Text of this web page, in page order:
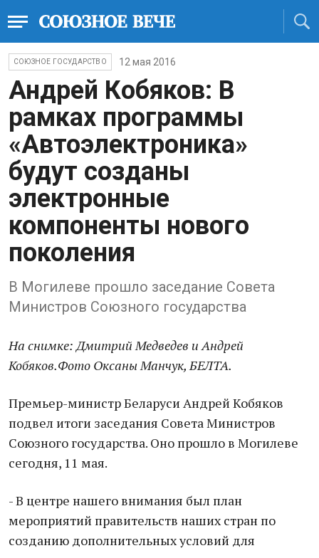
СОЮЗНОЕ ГОСУДАРСТВО 12 мая 2016
Андрей Кобяков: В
рамках программы
«Автоэлектроника»
будут созданы
электронные
компоненты нового
поколения
В Могилеве прошло заседание Совета
Министров Союзного государства
На снимке: Дмитрий Медведев и Андрей
Кобяков.Фото Оксаны Манчук, БЕЛТА.
Премьер-министр Беларуси Андрей Кобяков
подвел итоги заседания Совета Министров
Союзного государства. Оно прошло в Могилеве
сегодня, 11 мая.
- В центре нашего внимания был план
мероприятий правительств наших стран по
созданию дополнительных условий для